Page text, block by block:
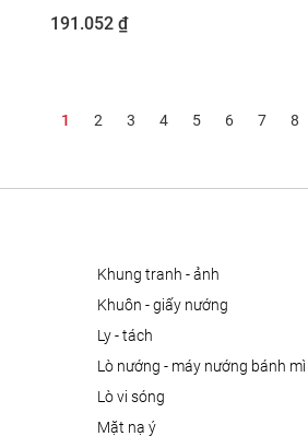
191.052 ₫
1 2 3 4 5 6 7 8
khung tranh - ảnh
khuôn - giấy nướng
ly - tách
lò nướng - máy nướng bánh mì
lò vi sóng
mặt nạ ý